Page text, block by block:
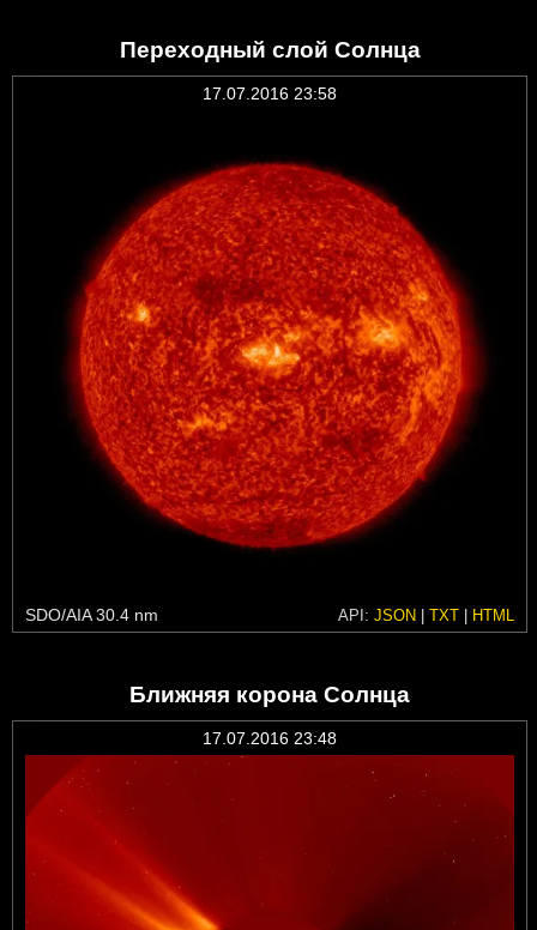
Переходный слой Солнца
17.07.2016 23:58
SDO/AIA 30.4 nm API: JSON | TXT | HTML
Ближняя корона Солнца
17.07.2016 23:48